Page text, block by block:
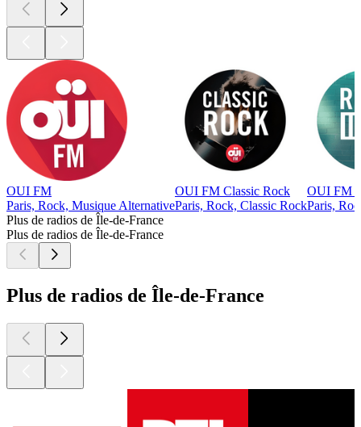
OUI FM
Paris, Rock, Musique Alternative
OUI FM Classic Rock
Paris, Rock, Classic Rock
OUI FM
Paris,
Plus de radios de Île-de-France
Plus de radios de Île-de-France
Plus de radios de Île-de-France